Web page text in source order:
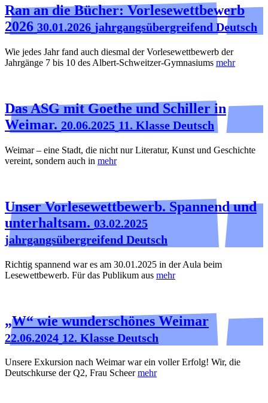
Ran an die Bücher: Vorlesewettbewerb
2026 30.01.2026 jahrgangsübergreifend Deutsch
Wie jedes Jahr fand auch diesmal der Vorlesewettbewerb der
Jahrgänge 7 bis 10 des Albert-Schweitzer-Gymnasiums mehr
Das ASG mit Goethe und Schiller in
Weimar. 20.06.2025 11. Klasse Deutsch
Weimar – eine Stadt, die nicht nur Literatur, Kunst und Geschichte
vereint, sondern auch in mehr
Unser Vorlesewettbewerb. Spannend und
unterhaltsam. 03.02.2025
jahrgangsübergreifend Deutsch
Richtig spannend war es am 30.01.2025 in der Aula beim
Lesewettbewerb. Für das Publikum aus mehr
„W“ wie wunderschönes Weimar
22.06.2024 12. Klasse Deutsch
Unsere Exkursion nach Weimar war ein voller Erfolg! Wir, die
Deutschkurse der Q2, Frau Scheermehr